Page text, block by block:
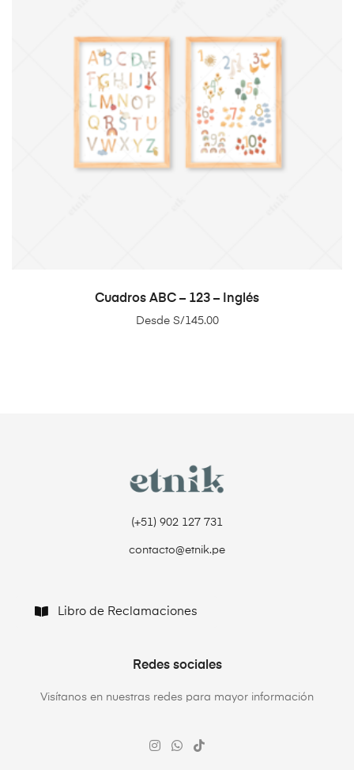
SELECT OPTIONS
Cuadros ABC – 123 – Inglés
Desde S/145.00
(+51) 902 127 731‬
contacto@etnik.pe
Libro de Reclamaciones
Redes sociales
Visítanos en nuestras redes para mayor información